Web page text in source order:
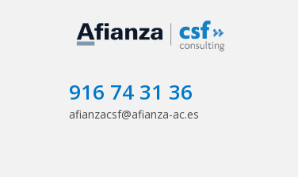
916 74 31 36
afianzacsf@afianza-ac.es